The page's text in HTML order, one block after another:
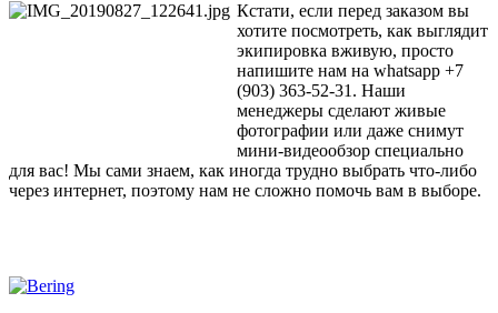
Кстати, если перед заказом вы
хотите посмотреть, как выглядит
экипировка вживую, просто
напишите нам на whatsapp +7
(903) 363-52-31. Наши
менеджеры сделают живые
фотографии или даже снимут
мини-видеообзор специально
для вас! Мы сами знаем, как иногда трудно выбрать что-либо
через интернет, поэтому нам не сложно помочь вам в выборе.